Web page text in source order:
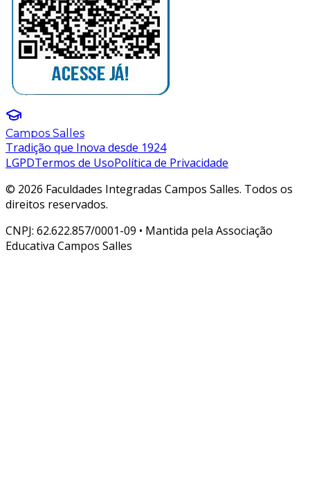
Campos Salles
Tradição que Inova desde 1924
LGPDTermos de UsoPolítica de Privacidade
© 2026 Faculdades Integradas Campos Salles. Todos os
direitos reservados.
CNPJ: 62.622.857/0001-09 • Mantida pela Associação
Educativa Campos Salles